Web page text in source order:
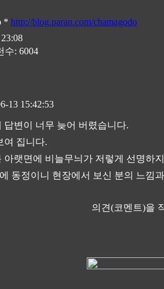
* http://blog.paran.com/chamagodo
수: 6004
13 15:42:53
답변이 너무 늦어 버렸습니다.
여 집니다.
아랫면에 비늘무늬가 저렇게 선명하
동정이니 현장에서 보신 분의 느낌
의견(코멘트)을